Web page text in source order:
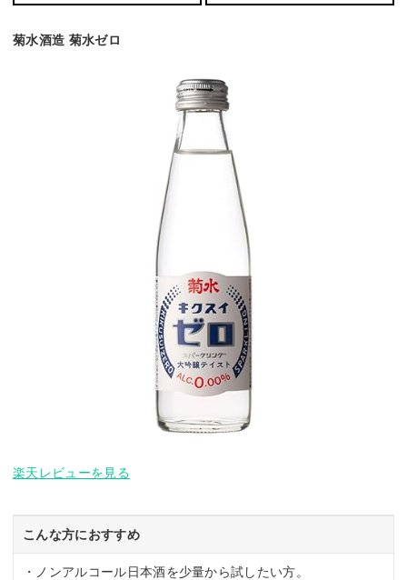
菊水酒造 菊水ゼロ
楽天レビューを見る
こんな方におすすめ
・ノンアルコール日本酒を少量から試したい方。